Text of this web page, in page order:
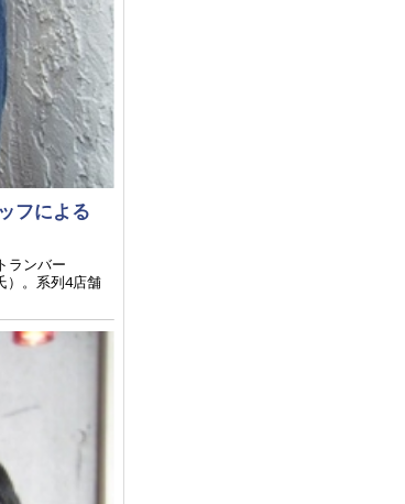
フによる
ランバー
）。系列4店舗